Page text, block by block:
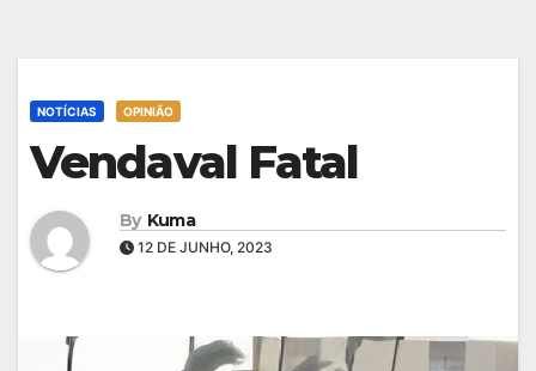
NOTÍCIAS OPINIÃO
Vendaval Fatal
By Kuma
12 DE JUNHO, 2023